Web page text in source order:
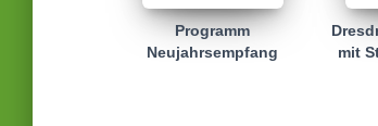
Programm
Neujahrsempfang
mit